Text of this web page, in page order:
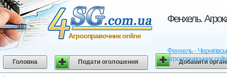
Фенхель.
Фенхель -
агросправочник
Агросправочник online
Головна Подати оголошення Добавити